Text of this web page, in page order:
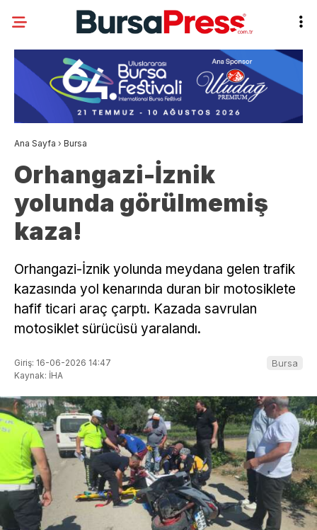
Ana Sayfa › Bursa
Orhangazi-İznik
yolunda görülmemiş
kaza!
Orhangazi-İznik yolunda meydana gelen trafik
kazasında yol kenarında duran bir motosiklete
hafif ticari araç çarptı. Kazada savrulan
motosiklet sürücüsü yaralandı.
Giriş: 16-06-2026 14:47
Kaynak: İHA
Bursa